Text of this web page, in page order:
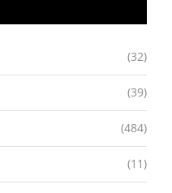
(32)
(39)
(484)
(11)